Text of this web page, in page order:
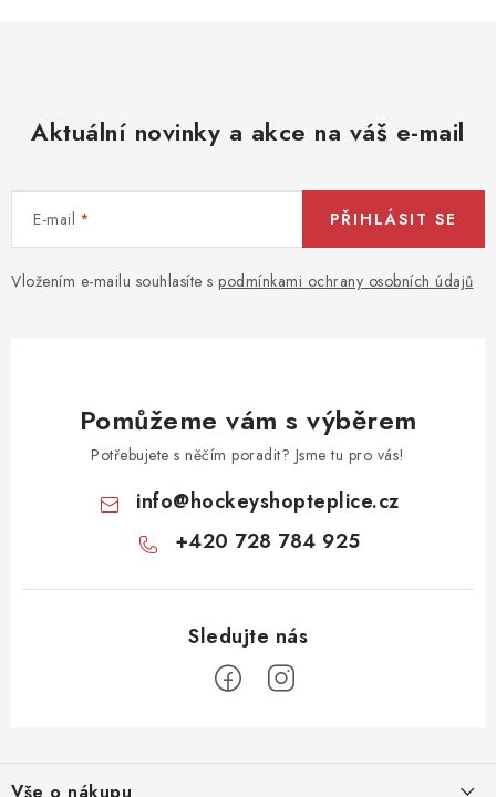
Aktuální novinky a akce na váš e-mail
E-mail
Vložením e-mailu souhlasíte s podmínkami ochrany osobních údajů
PŘIHLÁSIT SE
Pomůžeme vám s výběrem
Potřebujete s něčím poradit? Jsme tu pro vás!
info@hockeyshopteplice.cz
+420 728 784 925
Vše o nákupu